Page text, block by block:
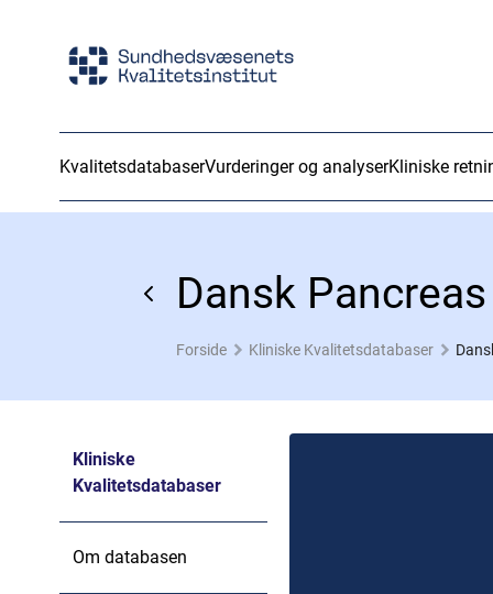
KvalitetsdatabaserVurderinger og analyserKliniske
Dansk
Forside Kliniske Kvalitetsdatabaser
Kliniske
Kvalitetsdatabaser
Om databasen